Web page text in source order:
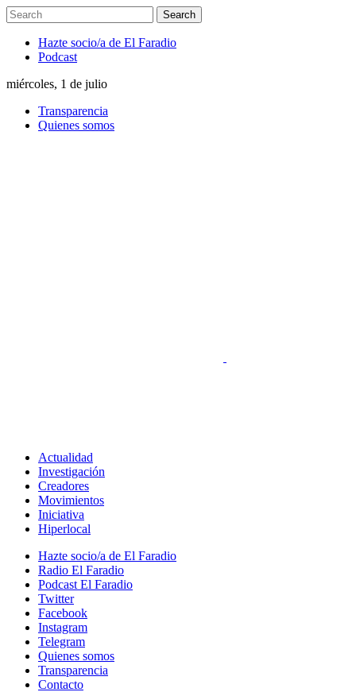
Hazte socio/a de El Faradio
Podcast
miércoles, 1 de julio
Transparencia
Quienes somos
Actualidad
Investigación
Creadores
Movimientos
Iniciativa
Hiperlocal
Hazte socio/a de El Faradio
Radio El Faradio
Podcast El Faradio
Twitter
Facebook
Instagram
Telegram
Quienes somos
Transparencia
Contacto